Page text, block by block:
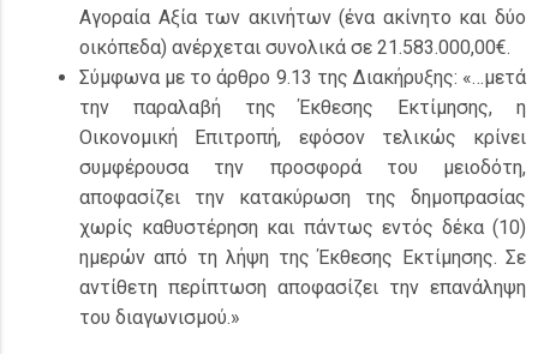
Αγοραία Αξία των ακινήτων (ένα ακίνητο και δύο
οικόπεδα) ανέρχεται συνολικά σε 21.583.000,00€.
Σύμφωνα με το άρθρο 9.13 της Διακήρυξης: «…μετά
την παραλαβή της Έκθεσης Εκτίμησης, η
Οικονομική Επιτροπή, εφόσον τελικώς κρίνει
συμφέρουσα την προσφορά του μειοδότη,
αποφασίζει την κατακύρωση της δημοπρασίας
χωρίς καθυστέρηση και πάντως εντός δέκα (10)
ημερών από τη λήψη της Έκθεσης Εκτίμησης. Σε
αντίθετη περίπτωση αποφασίζει την επανάληψη
του διαγωνισμού.»